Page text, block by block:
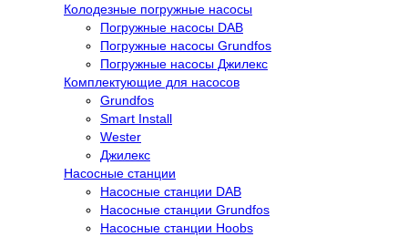
Колодезные погружные насосы
Погружные насосы DAB
Погружные насосы Grundfos
Погружные насосы Джилекс
Комплектующие для насосов
Grundfos
Smart Install
Wester
Джилекс
Насосные станции
Насосные станции DAB
Насосные станции Grundfos
Насосные станции Hoobs